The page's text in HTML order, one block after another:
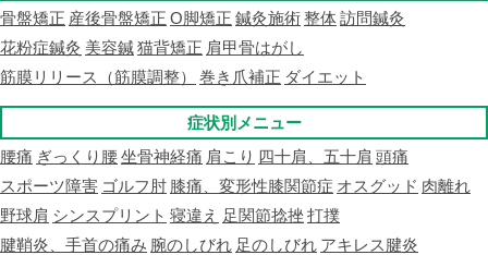
骨盤矯正 産後骨盤矯正 O脚矯正 鍼灸施術整体訪問鍼灸
花粉症鍼灸 美容鍼猫背矯正 肩甲骨はがし
筋膜リリース（筋膜調整）
巻き爪補正 ダイエット
症状別メニュー
腰痛 ぎっくり腰坐骨神経痛 肩こり 四十肩、五十肩 頭痛
スポーツ障害 ゴルフ肘 膝痛、変形性膝関節症 オスグッド 肉離れ
野球肩 シンスプリント 寝違え 足関節捻挫打撲
腱鞘炎、手首の痛み 腕のしびれ 足のしびれ アキレス腱炎